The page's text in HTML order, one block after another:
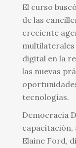
El curso
de las
creciente
digital en la
las nuevas
tecnologías.
Democracia
capacitación,
Elaine Ford,